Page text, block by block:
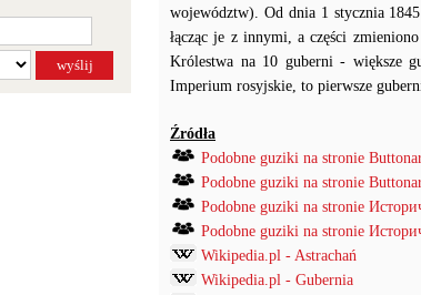
województw). Od dnia 1 stycznia
łącząc je z innymi, a części
Królestwa na 10 guberni - większe
Imperium rosyjskie, to pierwsze
Źródła
Podobne guziki na stronie
Podobne guziki na stronie
Podobne guziki na stronie
Podobne guziki na stronie
Wikipedia.pl - Astrachań
Wikipedia.pl - Gubernia